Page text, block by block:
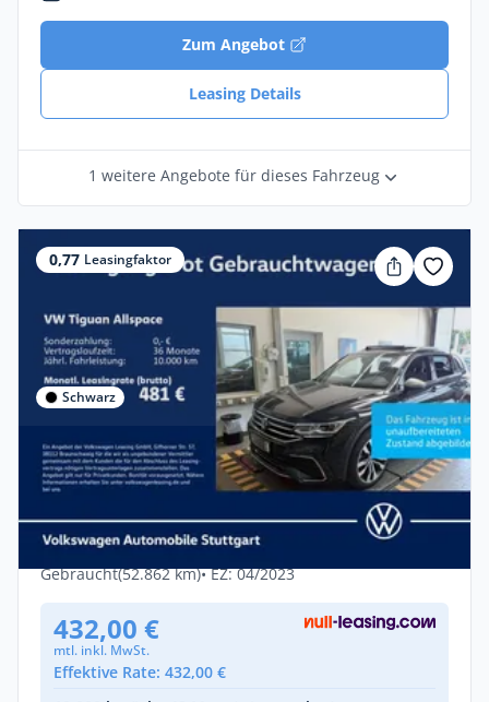
Zum Angebot
Leasing Details
1 weitere Angebote für dieses Fahrzeug
0,77 Leasingfaktor
Schwarz
Gewerbe & Privat
Volkswagen Tiguan Allspace R-Line 2.0
TSI DSG 4Motion Pano
Benzin •Automatik •190 PS (140 kW)
Gebraucht(52.862 km)• EZ: 04/2023
432,00 €
mtl. inkl. MwSt.
Effektive Rate: 432,00 €